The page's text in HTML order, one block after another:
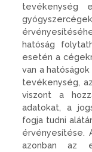
tevékenység
hatóság
esetén a
van a
tevékenység,
viszont a
adatokat, a
fogja tudni
érvényesítése.
azonban az